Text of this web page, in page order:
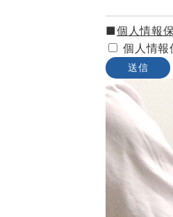
■個人情報
個人情報